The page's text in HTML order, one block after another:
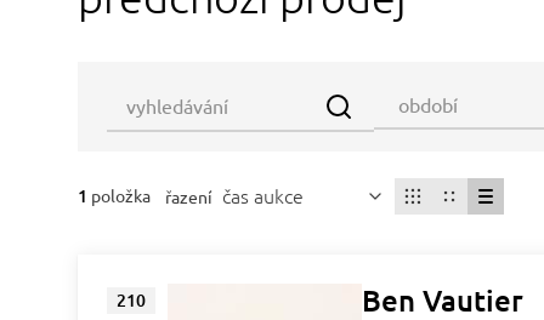
1 položka řazení čas aukce
210 Ben Vautier